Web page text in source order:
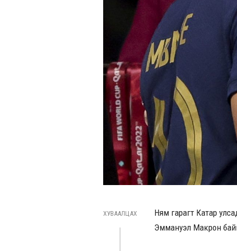
ХУВААЛЦАХ
Ням гарагт Катар
Эммануэл Макрон